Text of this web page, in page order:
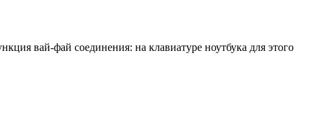
вай-фай соединения: на клавиатуре ноутбука для этого